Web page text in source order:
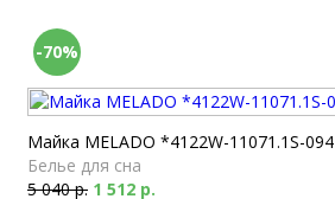
-70%
Майка MELADO *4122W-11071.1S-094
Белье для сна
5 040 р. 1 512 р.